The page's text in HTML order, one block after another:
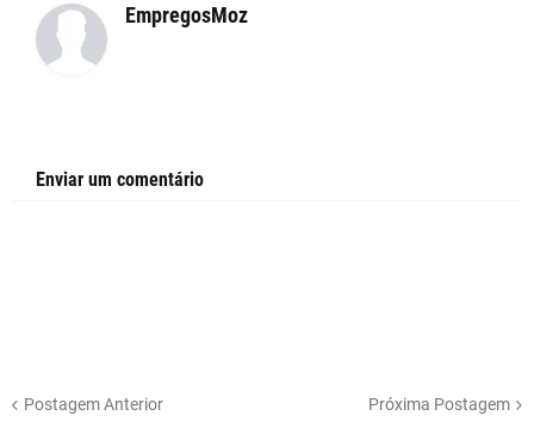
EmpregosMoz
Enviar um comentário
Postagem Anterior Próxima Postagem